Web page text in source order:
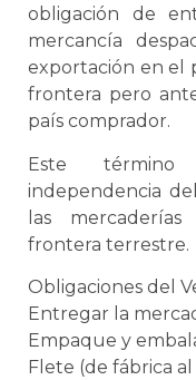
obligación de
mercancía
exportación en el
frontera pero
país comprador.
Este término
independencia
las
frontera terrestre.
Obligaciones del
Entregar la
Empaque y
Flete (de fábrica